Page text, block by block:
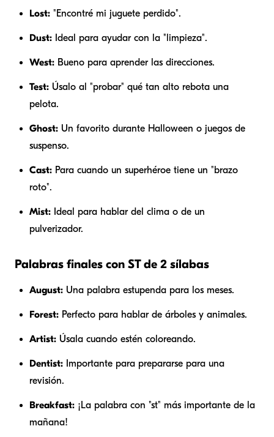
Lost: "Encontré mi juguete perdido".
Dust: Ideal para ayudar con la "limpieza".
West: Bueno para aprender las direcciones.
Test: Úsalo al "probar" qué tan alto rebota una
pelota.
Ghost: Un favorito durante Halloween o juegos de
suspenso.
Cast: Para cuando un superhéroe tiene un "brazo
roto".
Mist: Ideal para hablar del clima o de un
pulverizador.
Palabras finales con ST de 2 sílabas
August: Una palabra estupenda para los meses.
Forest: Perfecto para hablar de árboles y animales.
Artist: Úsala cuando estén coloreando.
Dentist: Importante para prepararse para una
revisión.
Breakfast: ¡La palabra con "st" más importante de la
mañana!